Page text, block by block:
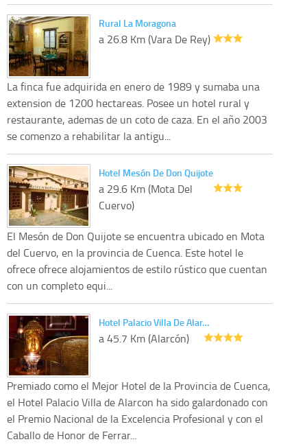
Rural La Moragona
a 26.8 Km (Vara De Rey)
La finca fue adquirida en enero de 1989 y sumaba una
extension de 1200 hectareas. Posee un hotel rural y
restaurante, ademas de un coto de caza. En el año 2003
se comenzo a rehabilitar la antigu...
Hotel Mesón De Don Quijote
a 29.6 Km (Mota Del
Cuervo)
El Mesón de Don Quijote se encuentra ubicado en Mota
del Cuervo, en la provincia de Cuenca. Este hotel le
ofrece ofrece alojamientos de estilo rústico que cuentan
con un completo equi...
Hotel Palacio Villa De Alar…
a 45.7 Km (Alarcón)
Premiado como el Mejor Hotel de la Provincia de Cuenca,
el Hotel Palacio Villa de Alarcon ha sido galardonado con
el Premio Nacional de la Excelencia Profesional y con el
Caballo de Honor de Ferrar...